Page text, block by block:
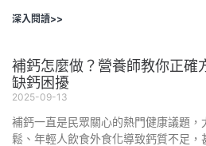
深入閱讀>>
補鈣怎麼做？營養師教你正確
缺鈣困擾
2025-09-13
補鈣一直是民眾關心的熱門健康議題
鬆、年輕人飲食外食化導致鈣質不足